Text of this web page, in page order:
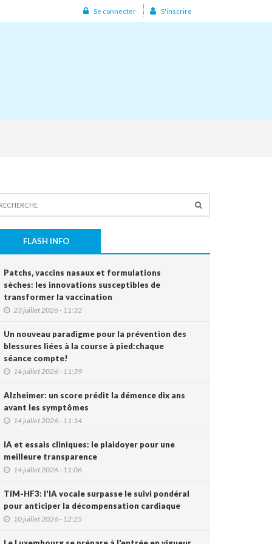
Se connecter S'inscrire
FLASH INFO
Patchs, vaccins nasaux et formulations
sèches: les innovations susceptibles de
transformer la vaccination
23 juillet 2026 - 11:32
Un nouveau paradigme pour la prévention des
blessures liées à la course à pied:chaque
séance compte!
14 juillet 2026 - 11:39
Alzheimer: un score prédit la démence dix ans
avant les symptômes
14 juillet 2026 - 11:14
IA et essais cliniques: le plaidoyer pour une
meilleure transparence
14 juillet 2026 - 11:06
TIM-HF3: l'IA vocale surpasse le suivi pondéral
pour anticiper la décompensation cardiaque
10 juillet 2026 - 12:25